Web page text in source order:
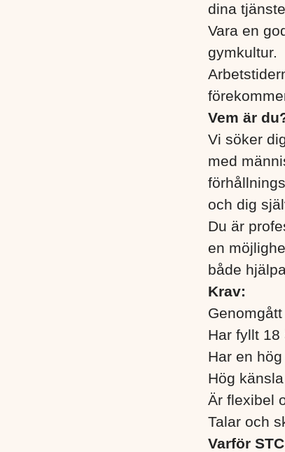
dina
Vara en
gymkultur.
Vem är
Vi söker
med
och dig
Du är
en
både
Krav:
Har fyllt 18
Har en
Hög
Är flexibel
Talar och
Varför